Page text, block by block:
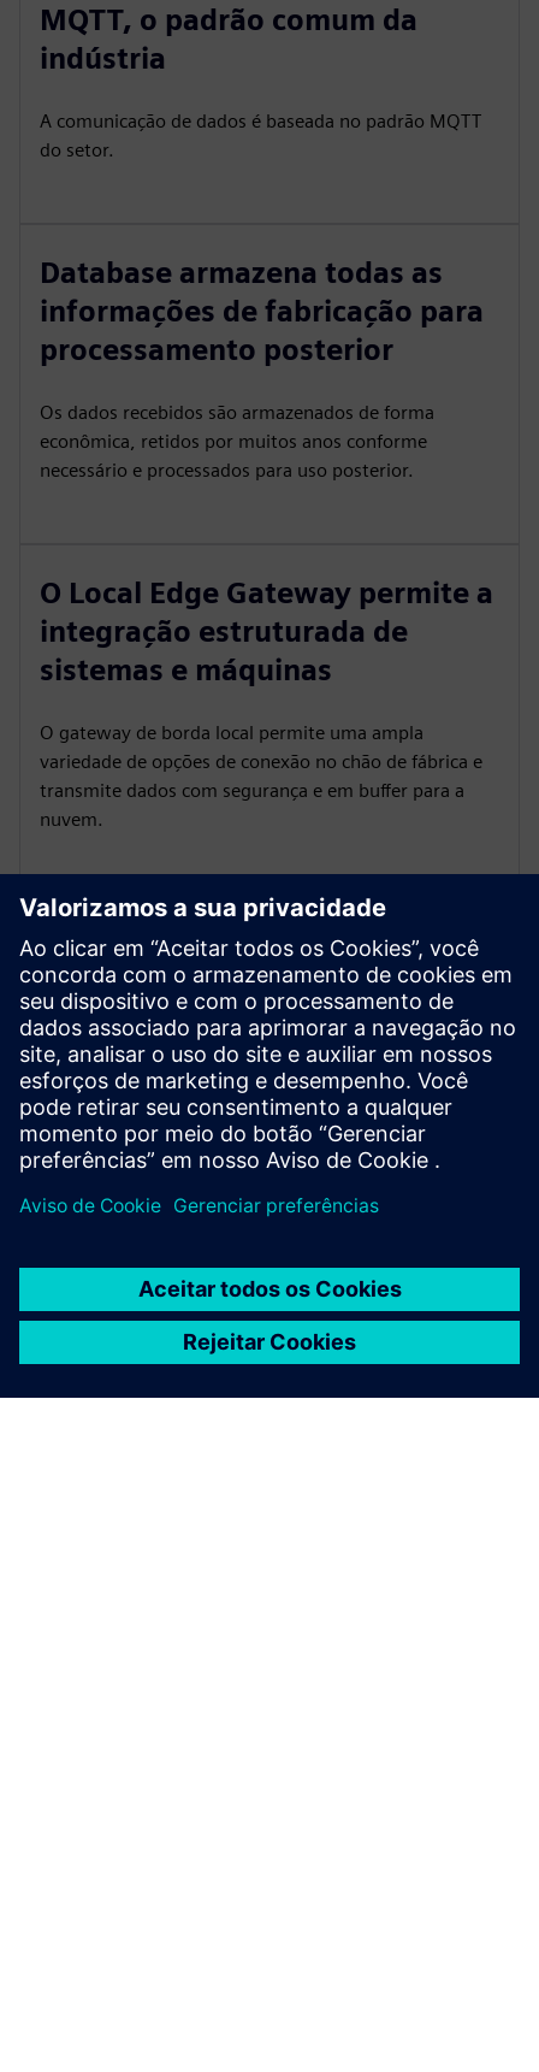
MQTT, o padrão comum da
indústria
A comunicação de dados é baseada no padrão MQTT
do setor.
Database armazena todas as
informações de fabricação para
processamento posterior
Os dados recebidos são armazenados de forma
econômica, retidos por muitos anos conforme
necessário e processados para uso posterior.
O Local Edge Gateway permite a
integração estruturada de
sistemas e máquinas
O gateway de borda local permite uma ampla
variedade de opções de conexão no chão de fábrica e
transmite dados com segurança e em buffer para a
nuvem.
Acesso direto ao sistema via
gateway
Além do Edge Gateway, nenhuma outra ferramenta é
necessária para ler dados de dispositivos modernos.